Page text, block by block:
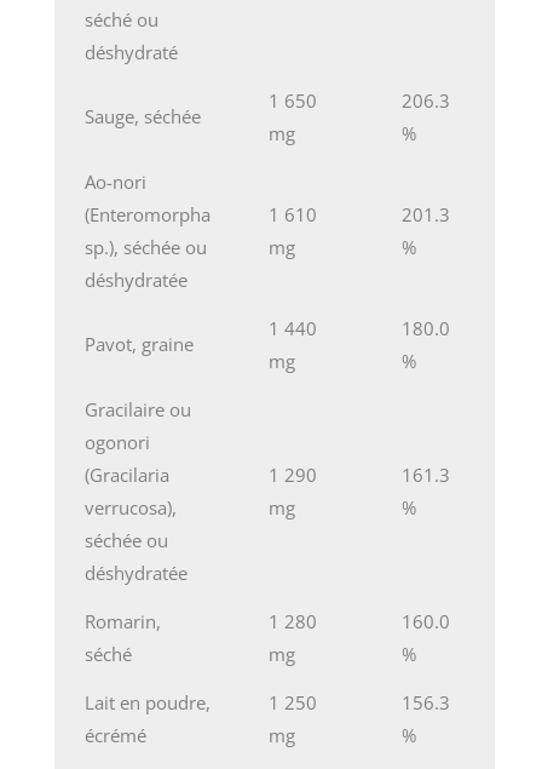
séché ou
déshydraté
Sauge, séchée
1 650
mg
206.3
%
Ao-nori
(Enteromorpha
sp.), séchée ou
déshydratée
1 610
mg
201.3
%
Pavot, graine
1 440
mg
180.0
%
Gracilaire ou
ogonori
(Gracilaria
verrucosa),
séchée ou
déshydratée
1 290
mg
161.3
%
Romarin,
séché
1 280
mg
160.0
%
Lait en poudre,
écrémé
1 250
mg
156.3
%